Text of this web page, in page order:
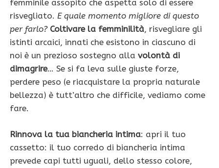
femminile assopito che aspetta solo di essere
risvegliato. E quale momento migliore di questo
per farlo? Coltivare la femminilità, risvegliare gli
istinti arcaici, innati che esistono in ciascuno di
noi è un prezioso sostegno alla volontà di
dimagrire… Se si fa leva sulle giuste forze,
perdere peso (e riacquistare la propria naturale
bellezza) è tutt’altro che difficile, vediamo come
fare.
Rinnova la tua biancheria intima: apri il tuo
cassetto: il tuo corredo di biancheria intima
prevede capi tutti uguali, dello stesso colore,